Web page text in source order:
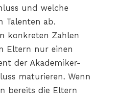
und welche
Talenten ab.
konkreten Zahlen
Eltern nur einen
der Akademiker-
maturieren. Wenn
bereits die Eltern